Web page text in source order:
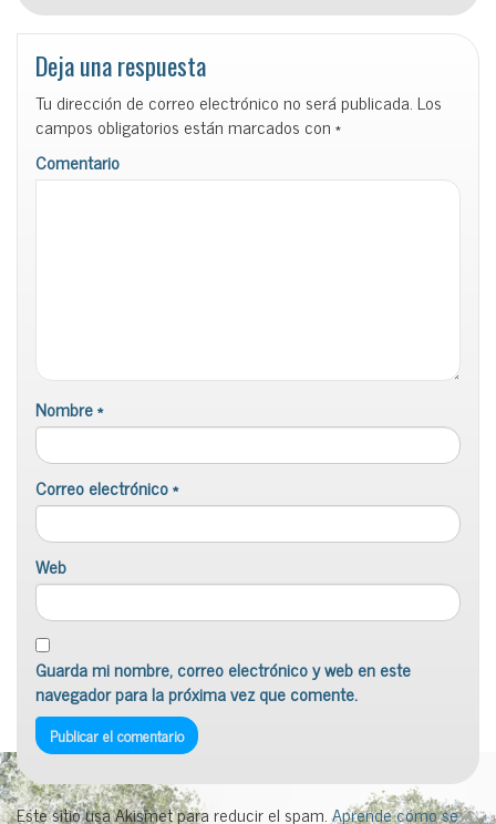
Deja una respuesta
Tu dirección de correo electrónico no será publicada. Los
campos obligatorios están marcados con*
Comentario
Nombre*
Correo electrónico*
Web
Guarda mi nombre, correo electrónico y web en este
navegador para la próxima vez que comente.
Este sitio usa Akismet para reducir el spam.Aprende cómo se